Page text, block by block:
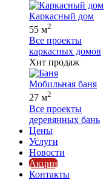
Каркасный дом
55 м2
Все проекты
каркасных домов
Хит продаж
Мобильная баня
27 м2
Все проекты
деревянных бань
Цены
Услуги
Новости
Акции
Контакты